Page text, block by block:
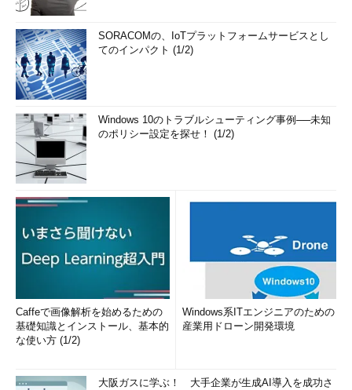
SORACOMの、IoTプラットフォームサービスとし
てのインパクト (1/2)
Windows 10のトラブルシューティング事例──未知
のポリシー設定を探せ！ (1/2)
Caffeで画像解析を始めるための
基礎知識とインストール、基本的
な使い方 (1/2)
Windows系ITエンジニアのための
産業用ドローン開発環境
大阪ガスに学ぶ！ 大手企業が生成AI導入を成功さ